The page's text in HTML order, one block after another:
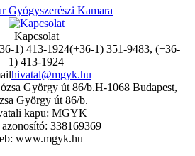
Kapcsolat
(+36-1) 351-9483, (+36-
1) 413-1924
hivatal@mgyk.hu
H-1068 Budapest,
György út 86/b.
kapu: MGYK
338169369
www.mgyk.hu